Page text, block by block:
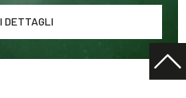
DETTAGLI